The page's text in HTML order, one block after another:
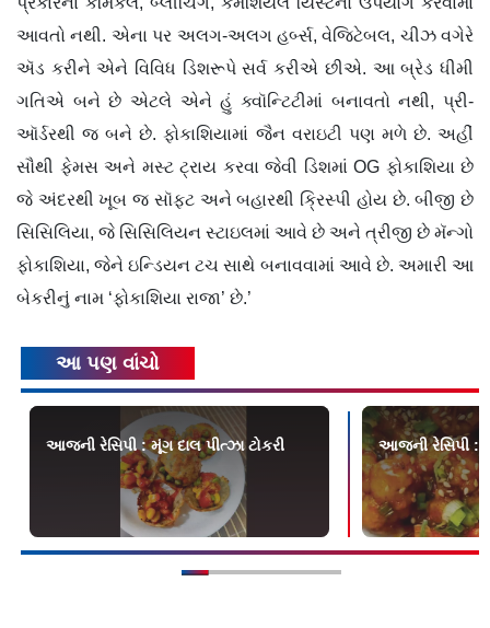
આવતો નથી. એના પર અલગ-અલગ હર્બ્સ, વેજિટેબલ, ચીઝ વગેરે
ઍડ કરીને એને વિવિધ ડિશરૂપે સર્વ કરીએ છીએ. આ બ્રેડ ધીમી
ગતિએ બને છે એટલે એને હું ક્વૉન્ટિટીમાં બનાવતો નથી, પ્રી-
ઑર્ડરથી જ બને છે. ફોકાશિયામાં જૈન વરાઇટી પણ મળે છે. અહીં
સૌથી ફેમસ અને મસ્ટ ટ્રાય કરવા જેવી ડિશમાં OG ફોકાશિયા છે
જે અંદરથી ખૂબ જ સૉફ્ટ અને બહારથી ક્રિસ્પી હોય છે. બીજી છે
સિસિલિયા, જે સિસિલિયન સ્ટાઇલમાં આવે છે અને ત્રીજી છે મૅન્ગો
ફોકાશિયા, જેને ઇન્ડિયન ટચ સાથે બનાવવામાં આવે છે. અમારી આ
બેકરીનું નામ ‘ફોકાશિયા રાજા’ છે.’
આ પણ વાંચો
આજની રેસિપી : મૂંગ દાલ પીત્ઝા ટોકરી આજની રેસિપી :